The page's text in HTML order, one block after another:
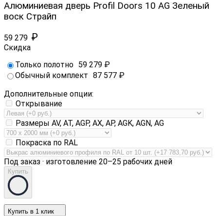
Алюминиевая дверь Profil Doors 10 AG Зеленый
воск Страйп
59 279 ₽
Скидка
Только полотно 59 279 ₽
Обычный комплект 87 577 ₽
Дополнительные опции:
Открывание
Размеры AV, AT, AGP, AX, AP, AGK, AGN, AG
Покраска по RAL
Под заказ · изготовление 20–25 рабочих дней
Купить
Купить в 1 клик